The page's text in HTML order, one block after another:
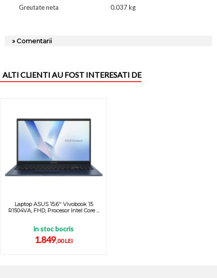
Greutate neta
0.037 kg
» Comentarii
ALTI CLIENTI AU FOST INTERESATI DE
Laptop ASUS 15.6'' Vivobook 15
R1504VA, FHD, Procesor Intel Core ...
in stoc bocris
1.849,00 LEI